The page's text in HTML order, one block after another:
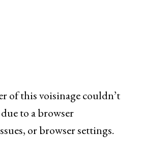
of this voisinage couldn’t
to a browser
or browser settings.